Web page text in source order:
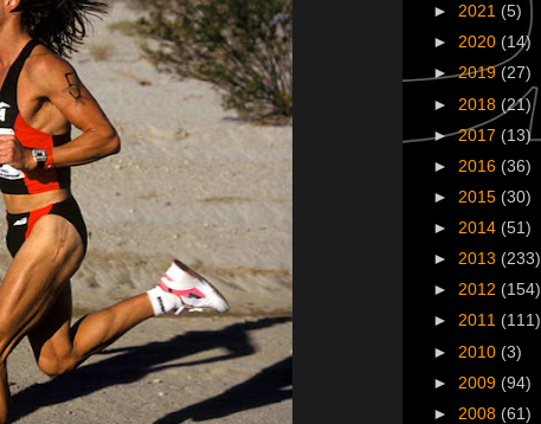
► 2021 (5)
► 2020 (14)
►2019 (27)
► 2018 (21)
►2017 (13)
► 2016 (36)
► 2015 (30)
► 2014 (51)
► 2013 (233)
► 2012 (154)
► 2011 (111)
► 2010 (3)
► 2009 (94)
► 2008 (61)